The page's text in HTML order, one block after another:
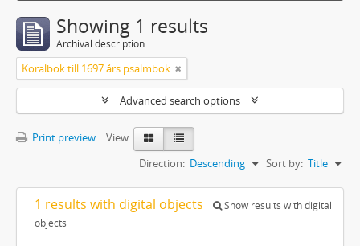
Showing 1 results
Archival description
Koralbok till 1697 års psalmbok
Advanced search options
Print preview
View:
Sort by: Title
Direction: Descending
1 results with digital objects
Show results with digital
objects